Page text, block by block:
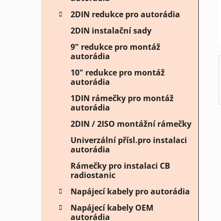
2DIN redukce pro autorádia
2DIN instalační sady
9" redukce pro montáž
autorádia
10" redukce pro montáž
autorádia
1DIN rámečky pro montáž
autorádia
2DIN / 2ISO montážní rámečky
Univerzální přísl.pro instalaci
autorádia
Rámečky pro instalaci CB
radiostanic
Napájecí kabely pro autorádia
Napájecí kabely OEM
autorádia